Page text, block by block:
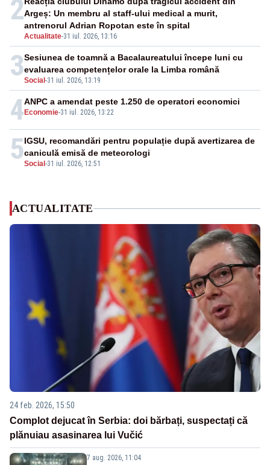
2
Actualitate-31 iul. 2026, 13:16
Argeș: Un membru al staff-ului medical a murit,
antrenorul Adrian Ropotan este în spital
3Social -31 iul. 2026, 13:19
Sesiunea de toamnă a Bacalaureatului începe luni cu
evaluarea competențelor orale la Limba română
4 Economie-31 iul. 2026, 13:22
ANPC a amendat peste 1.250 de operatori economici
5Social -31 iul. 2026, 12:51
IGSU, recomandări pentru populație după avertizarea de
caniculă emisă de meteorologi
ACTUALITATE
24 feb. 2026, 15:50
Complot dejucat în Serbia: doi bărbați, suspectați că
plănuiau asasinarea lui Vučić
7 aug. 2026, 11:04